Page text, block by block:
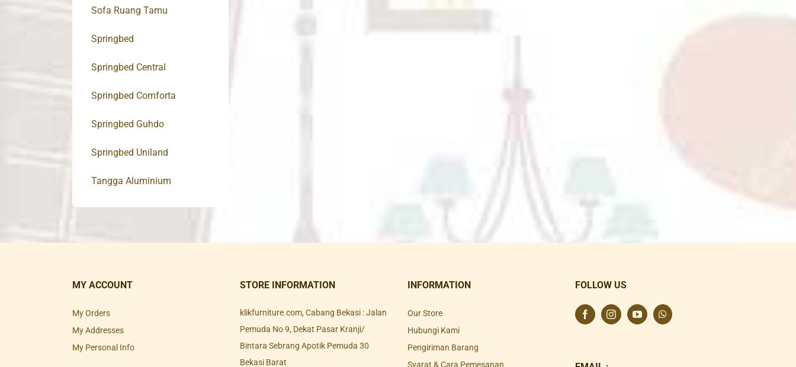
Sofa Ruang Tamu
Springbed
Springbed Central
Springbed Comforta
Springbed Guhdo
Springbed Uniland
Tangga Aluminium
MY ACCOUNT
My Orders
My Addresses
My Personal Info
STORE INFORMATION
klikfurniture.com, Cabang Bekasi : Jalan
Pemuda No 9, Dekat Pasar Kranji/
Bintara Sebrang Apotik Pemuda 30
Bekasi Barat
INFORMATION
Our Store
Hubungi Kami
Pengiriman Barang
Syarat & Cara Pemesanan
FOLLOW US